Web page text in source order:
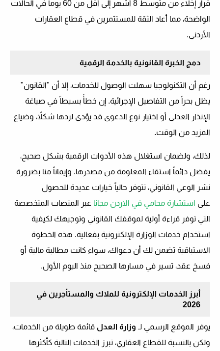
قرار إخلاء من متوسط 8 أشهر إلى أقل من 60 يوماً في الحالات
الواضحة، مما أعاد الثقة للمستثمرين في قطاع العقارات
الأردني.
دمج الخبرة القانونية بالخدمة الرقمية
رغم أن التكنولوجيا سهلت الوصول للخدمات، إلا أن "القانون"
يظل بحراً من التفاصيل الإجرائية. إن خطأً بسيطاً في صياغة
الإنذار العدلي أو اختيار نوع الدعوى قد يؤدي لردها شكلاً، وضياع
المزيد من الوقت.
لذلك، ولضمان استغلال هذه الأدوات الرقمية بشكل صحيح،
يفضل دائماً استقاء المعلومة من مصدرها. وإيماناً منا بضرورة
نشر الوعي القانوني، تتوفر حالياً خيارات عديدة للحصول
على استشارة محامي في الاردن مجانا عبر المنصات المتخصصة
التي توفر قراءة أولية لموقفك القانوني وتوجيهك لكيفية
استخدام خدمات الوزارة الإلكترونية بفعالية. هذه الخطوة
الاستباقية تضمن لك أن دعواك، سواء كانت مطالبة مالية أو
فسخ عقد، تسير في مسارها الصحيح منذ اليوم الأول.
أبرز الخدمات الإلكترونية للملاك والمستأجرين في
2026
يوفر الموقع الرسمي لـ وزارة العدل قائمة طويلة من الخدمات،
ولكن بالنسبة للقطاع العقاري، تبرز الخدمات التالية كأكثرها